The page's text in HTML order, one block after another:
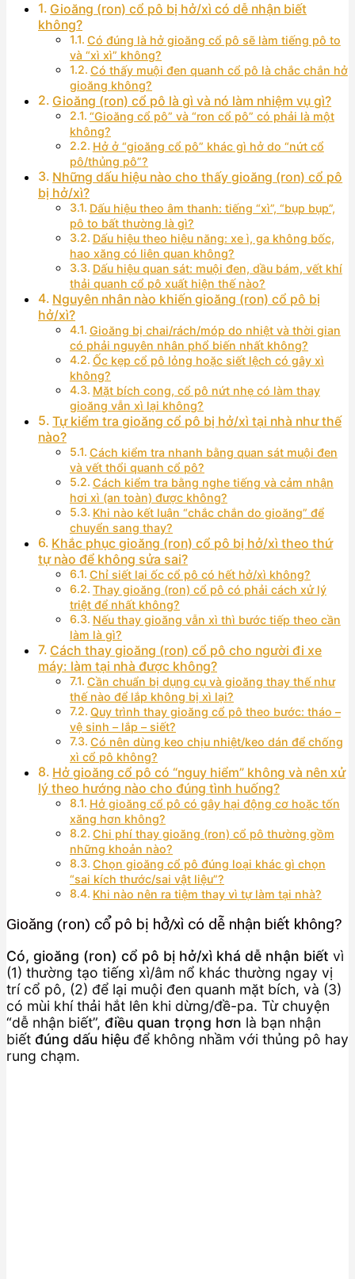
Gioăng (ron) cổ pô bị hở/xì có dễ nhận biết
không?
Có đúng là hở gioăng cổ pô sẽ làm tiếng pô to
và “xì xì” không?
Có thấy muội đen quanh cổ pô là chắc chắn hở
gioăng không?
Gioăng (ron) cổ pô là gì và nó làm nhiệm vụ gì?
“Gioăng cổ pô” và “ron cổ pô” có phải là một
không?
Hở ở “gioăng cổ pô” khác gì hở do “nứt cổ
pô/thủng pô”?
Những dấu hiệu nào cho thấy gioăng (ron) cổ pô
bị hở/xì?
Dấu hiệu theo âm thanh: tiếng “xì”, “bụp bụp”,
pô to bất thường là gì?
Dấu hiệu theo hiệu năng: xe ì, ga không bốc,
hao xăng có liên quan không?
Dấu hiệu quan sát: muội đen, dầu bám, vết khí
thải quanh cổ pô xuất hiện thế nào?
Nguyên nhân nào khiến gioăng (ron) cổ pô bị
hở/xì?
Gioăng bị chai/rách/móp do nhiệt và thời gian
có phải nguyên nhân phổ biến nhất không?
Ốc kẹp cổ pô lỏng hoặc siết lệch có gây xì
không?
Mặt bích cong, cổ pô nứt nhẹ có làm thay
gioăng vẫn xì lại không?
Tự kiểm tra gioăng cổ pô bị hở/xì tại nhà như thế
nào?
Cách kiểm tra nhanh bằng quan sát muội đen
và vết thổi quanh cổ pô?
Cách kiểm tra bằng nghe tiếng và cảm nhận
hơi xì (an toàn) được không?
Khi nào kết luận “chắc chắn do gioăng” để
chuyển sang thay?
Khắc phục gioăng (ron) cổ pô bị hở/xì theo thứ
tự nào để không sửa sai?
Chỉ siết lại ốc cổ pô có hết hở/xì không?
Thay gioăng (ron) cổ pô có phải cách xử lý
triệt để nhất không?
Nếu thay gioăng vẫn xì thì bước tiếp theo cần
làm là gì?
Cách thay gioăng (ron) cổ pô cho người đi xe
máy: làm tại nhà được không?
Cần chuẩn bị dụng cụ và gioăng thay thế như
thế nào để lắp không bị xì lại?
Quy trình thay gioăng cổ pô theo bước: tháo –
vệ sinh – lắp – siết?
Có nên dùng keo chịu nhiệt/keo dán để chống
xì cổ pô không?
Hở gioăng cổ pô có “nguy hiểm” không và nên xử
lý theo hướng nào cho đúng tình huống?
Hở gioăng cổ pô có gây hại động cơ hoặc tốn
xăng hơn không?
Chi phí thay gioăng (ron) cổ pô thường gồm
những khoản nào?
Chọn gioăng cổ pô đúng loại khác gì chọn
“sai kích thước/sai vật liệu”?
Khi nào nên ra tiệm thay vì tự làm tại nhà?
Gioăng (ron) cổ pô bị hở/xì có dễ nhận biết không?
Có, gioăng (ron) cổ pô bị hở/xì khá dễ nhận biết vì
(1) thường tạo tiếng xì/âm nổ khác thường ngay vị
trí cổ pô, (2) để lại muội đen quanh mặt bích, và (3)
có mùi khí thải hắt lên khi dừng/đề-pa. Từ chuyện
“dễ nhận biết”, điều quan trọng hơn là bạn nhận
biết đúng dấu hiệu để không nhầm với thủng pô hay
rung chạm.